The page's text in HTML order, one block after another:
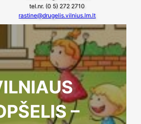
tel.nr. (0 5) 272 2710
rastine@drugelis.vilnius.lm.lt
–